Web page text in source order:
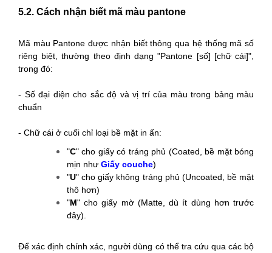
5.2. Cách nhận biết mã màu pantone
Mã màu Pantone được nhận biết thông qua hệ thống mã số
riêng biệt, thường theo định dạng "Pantone [số] [chữ cái]",
trong đó:
- Số đại diện cho sắc độ và vị trí của màu trong bảng màu
chuẩn
- Chữ cái ở cuối chỉ loại bề mặt in ấn:
"C" cho giấy có tráng phủ (Coated, bề mặt bóng
mịn như Giấy couche)
"U" cho giấy không tráng phủ (Uncoated, bề mặt
thô hơn)
"M" cho giấy mờ (Matte, dù ít dùng hơn trước
đây).
Để xác định chính xác, người dùng có thể tra cứu qua các bộ